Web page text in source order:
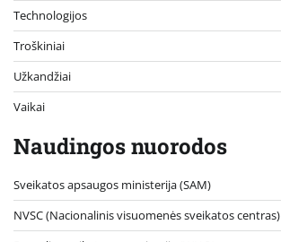
Technologijos
Troškiniai
Užkandžiai
Vaikai
Naudingos nuorodos
Sveikatos apsaugos ministerija (SAM)
NVSC (Nacionalinis visuomenės sveikatos centras)